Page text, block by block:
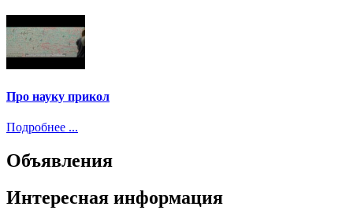
Про науку прикол
Подробнее ...
Объявления
Интересная информация